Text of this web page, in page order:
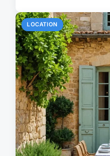
LOCATION